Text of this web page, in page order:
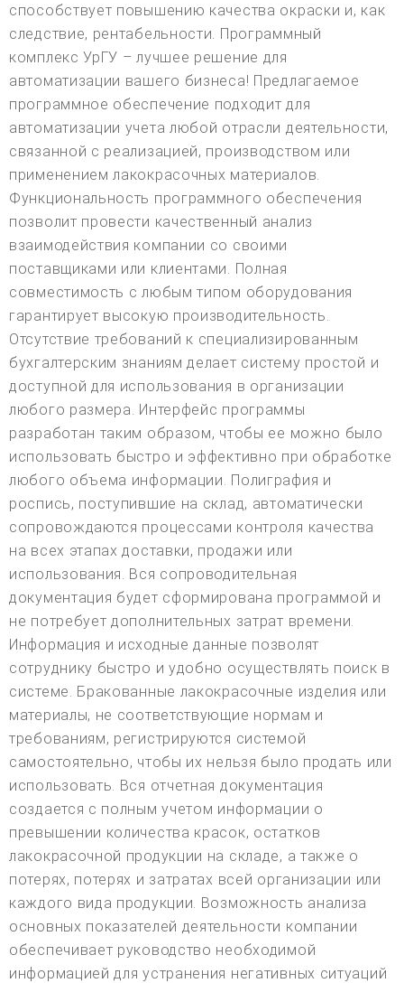
способствует повышению качества окраски и, как
следствие, рентабельности. Программный
комплекс УрГУ – лучшее решение для
автоматизации вашего бизнеса! Предлагаемое
программное обеспечение подходит для
автоматизации учета любой отрасли деятельности,
связанной с реализацией, производством или
применением лакокрасочных материалов.
Функциональность программного обеспечения
позволит провести качественный анализ
взаимодействия компании со своими
поставщиками или клиентами. Полная
совместимость с любым типом оборудования
гарантирует высокую производительность.
Отсутствие требований к специализированным
бухгалтерским знаниям делает систему простой и
доступной для использования в организации
любого размера. Интерфейс программы
разработан таким образом, чтобы ее можно было
использовать быстро и эффективно при обработке
любого объема информации. Полиграфия и
роспись, поступившие на склад, автоматически
сопровождаются процессами контроля качества
на всех этапах доставки, продажи или
использования. Вся сопроводительная
документация будет сформирована программой и
не потребует дополнительных затрат времени.
Информация и исходные данные позволят
сотруднику быстро и удобно осуществлять поиск в
системе. Бракованные лакокрасочные изделия или
материалы, не соответствующие нормам и
требованиям, регистрируются системой
самостоятельно, чтобы их нельзя было продать или
использовать. Вся отчетная документация
создается с полным учетом информации о
превышении количества красок, остатков
лакокрасочной продукции на складе, а также о
потерях, потерях и затратах всей организации или
каждого вида продукции. Возможность анализа
основных показателей деятельности компании
обеспечивает руководство необходимой
информацией для устранения негативных ситуаций